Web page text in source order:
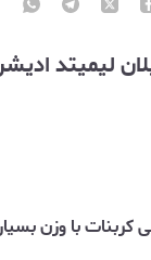
لیمیتد
کربنات با وزن